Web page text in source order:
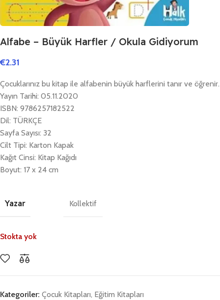
Alfabe – Büyük Harfler / Okula Gidiyorum
€2.31
Çocuklarınız bu kitap ile alfabenin büyük harflerini tanır ve öğrenir.
Yayın Tarihi: 05.11.2020
ISBN: 9786257182522
Dil: TÜRKÇE
Sayfa Sayısı: 32
Cilt Tipi: Karton Kapak
Kağıt Cinsi: Kitap Kağıdı
Boyut: 17 x 24 cm
Yazar Kollektif
Stokta yok
Kategoriler: Çocuk Kitapları, Eğitim Kitapları